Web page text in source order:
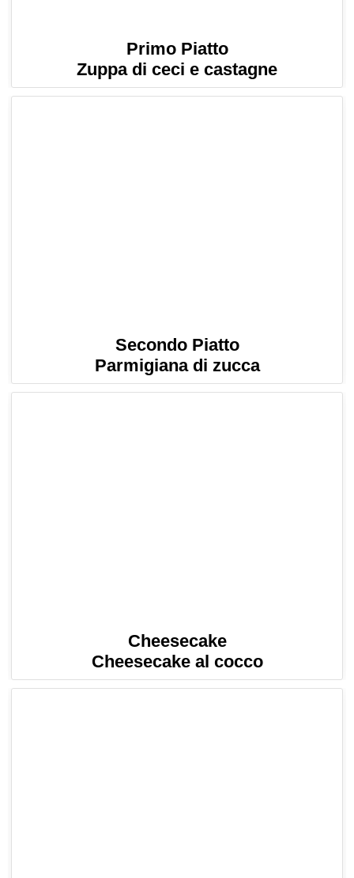
Primo Piatto
Zuppa di ceci e castagne
Secondo Piatto
Parmigiana di zucca
Cheesecake
Cheesecake al cocco